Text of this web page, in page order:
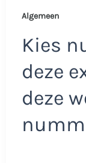
Algemeen
Kies
deze
deze